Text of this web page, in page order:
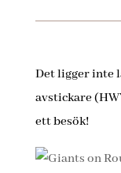
Det ligger inte
avstickare
ett besök!